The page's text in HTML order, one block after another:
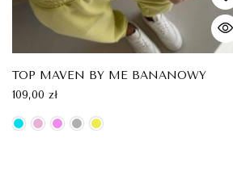
TOP MAVEN BY ME BANANOWY
109,00 zł